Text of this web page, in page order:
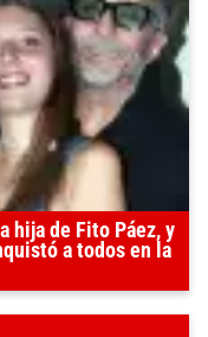
hija de Fito Páez, y
a todos en la